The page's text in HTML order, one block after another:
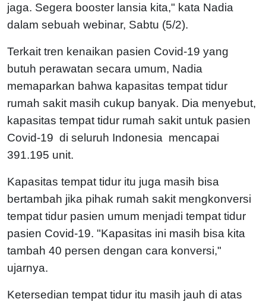
jaga. Segera booster lansia kita," kata Nadia
dalam sebuah webinar, Sabtu (5/2).
Terkait tren kenaikan pasien Covid-19 yang
butuh perawatan secara umum, Nadia
memaparkan bahwa kapasitas tempat tidur
rumah sakit masih cukup banyak. Dia menyebut,
kapasitas tempat tidur rumah sakit untuk pasien
Covid-19 di seluruh Indonesia mencapai
391.195 unit.
Kapasitas tempat tidur itu juga masih bisa
bertambah jika pihak rumah sakit mengkonversi
tempat tidur pasien umum menjadi tempat tidur
pasien Covid-19. "Kapasitas ini masih bisa kita
tambah 40 persen dengan cara konversi,"
ujarnya.
Ketersedian tempat tidur itu masih jauh di atas